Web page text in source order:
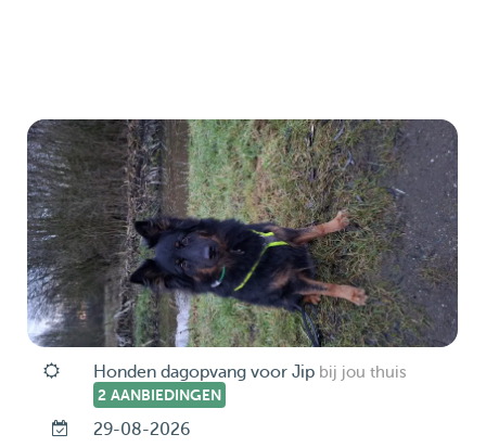
Honden dagopvang voor Jip bij jou thuis
2 AANBIEDINGEN
29-08-2026